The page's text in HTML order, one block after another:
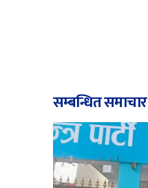
सम्बन्धित समाचार